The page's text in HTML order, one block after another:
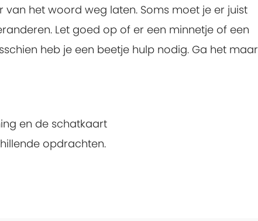
het woord weg laten. Soms moet je er juist
Let goed op of er een minnetje of een
heb je een beetje hulp nodig. Ga het maar
en de schatkaart
opdrachten.